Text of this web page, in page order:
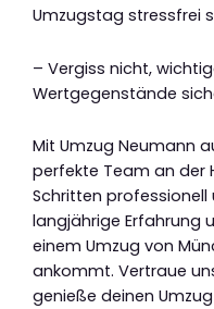
Umzugstag stressfrei
– Vergiss nicht,
Wertgegenstände
Mit Umzug Neumann
perfekte Team an der
Schritten
langjährige Erfahrung
einem Umzug von
ankommt. Vertraue
genieße deinen